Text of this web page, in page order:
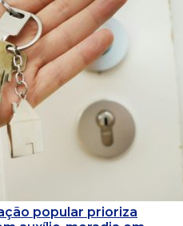
popular prioriza